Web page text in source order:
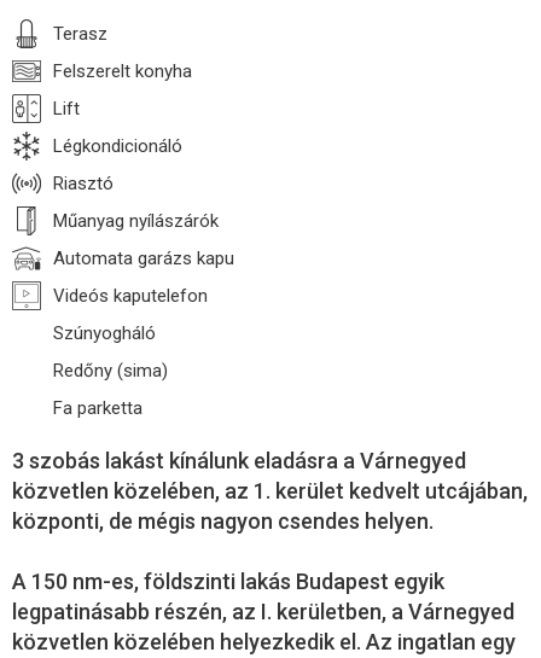
Terasz
Felszerelt konyha
Lift
Légkondicionáló
Riasztó
Műanyag nyílászárók
Automata garázs kapu
Videós kaputelefon
Szúnyogháló
Redőny (sima)
Fa parketta
3 szobás lakást kínálunk eladásra a Várnegyed
közvetlen közelében, az 1. kerület kedvelt utcájában,
központi, de mégis nagyon csendes helyen.
A 150 nm-es, földszinti lakás Budapest egyik
legpatinásabb részén, az I. kerületben, a Várnegyed
közvetlen közelében helyezkedik el. Az ingatlan egy